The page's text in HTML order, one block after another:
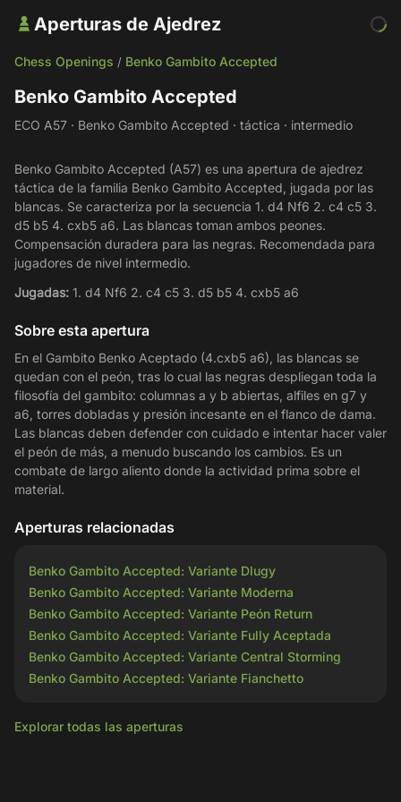
Aperturas de Ajedrez
Chess Openings / Benko Gambito Accepted
Benko Gambito Accepted
ECO A57 · Benko Gambito Accepted · táctica · intermedio
Benko Gambito Accepted (A57) es una apertura de ajedrez
táctica de la familia Benko Gambito Accepted, jugada por las
blancas. Se caracteriza por la secuencia 1. d4 Nf6 2. c4 c5 3.
d5 b5 4. cxb5 a6. Las blancas toman ambos peones.
Compensación duradera para las negras. Recomendada para
jugadores de nivel intermedio.
Jugadas: 1. d4 Nf6 2. c4 c5 3. d5 b5 4. cxb5 a6
Sobre esta apertura
En el Gambito Benko Aceptado (4.cxb5 a6), las blancas se
quedan con el peón, tras lo cual las negras despliegan toda la
filosofía del gambito: columnas a y b abiertas, alfiles en g7 y
a6, torres dobladas y presión incesante en el flanco de dama.
Las blancas deben defender con cuidado e intentar hacer valer
el peón de más, a menudo buscando los cambios. Es un
combate de largo aliento donde la actividad prima sobre el
material.
Aperturas relacionadas
Benko Gambito Accepted: Variante Dlugy
Benko Gambito Accepted: Variante Moderna
Benko Gambito Accepted: Variante Peón Return
Benko Gambito Accepted: Variante Fully Aceptada
Benko Gambito Accepted: Variante Central Storming
Benko Gambito Accepted: Variante Fianchetto
Explorar todas las aperturas